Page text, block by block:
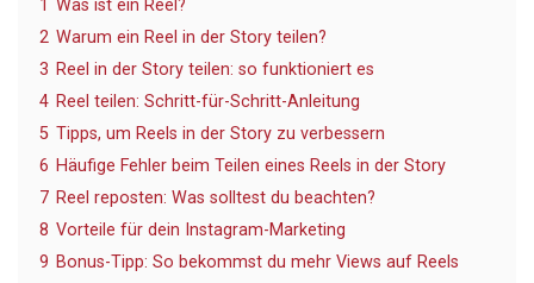
1 Was ist ein Reel?
2 Warum ein Reel in der Story teilen?
3 Reel in der Story teilen: so funktioniert es
4 Reel teilen: Schritt-für-Schritt-Anleitung
5 Tipps, um Reels in der Story zu verbessern
6 Häufige Fehler beim Teilen eines Reels in der Story
7 Reel reposten: Was solltest du beachten?
8 Vorteile für dein Instagram-Marketing
9 Bonus-Tipp: So bekommst du mehr Views auf Reels